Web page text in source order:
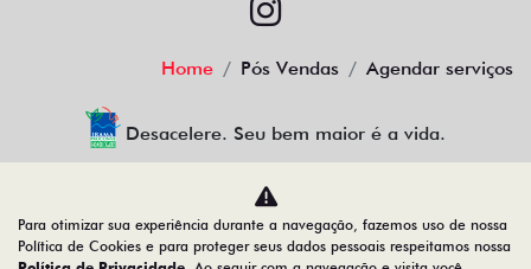
Home Pós Vendas Agendar serviços
Desacelere. Seu bem maior é a vida.
povel porcino veiculos ltda
Para otimizar sua experiência durante a navegação, fazemos uso de nossa
Política de Cookies e para proteger seus dados pessoais respeitamos nossa